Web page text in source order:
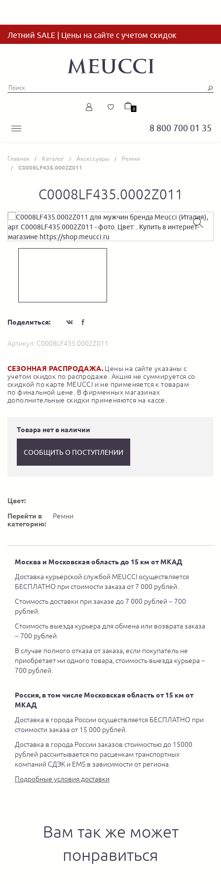
Летний SALE | Цены на сайте с учетом скидок
8 800 700 01 35
0
Главная Каталог Аксессуары Ремни
C0008LF435.0002Z011
C0008LF435.0002Z011
Поделиться:
Артикул: C0008LF435.0002Z011
СЕЗОННАЯ РАСПРОДАЖА. Цены на сайте указаны с
учетом скидок по распродаже. Акция не суммируется со
скидкой по карте MEUCCI и не применяется к товарам
по финальной цене. В фирменных магазинах
дополнительные скидки применяются на кассе.
Товара нет в наличии
СООБЩИТЬ О ПОСТУПЛЕНИИ
Цвет:
Перейти в
категорию:
Ремни
Москва и Московская область до 15 км от МКАД
Доставка курьерской службой MEUCCI осуществляется
БЕСПЛАТНО при стоимости заказа от 7 000 рублей.
Стоимость доставки при заказе до 7 000 рублей – 700
рублей.
Стоимость выезда курьера для обмена или возврата заказа
– 700 рублей.
В случае полного отказа от заказа, если покупатель не
приобретает ни одного товара, стоимость выезда курьера –
700 рублей.
Россия, в том числе Московская область от 15 км от
МКАД
Доставка в города России осуществляется БЕСПЛАТНО при
стоимости заказа от 15 000 рублей.
Доставка в города России заказов стоимостью до 15000
рублей рассчитывается по расценкам транспортных
компаний СДЭК и EMS в зависимости от региона.
Подробные условия доставки
Вам так же может
понравиться